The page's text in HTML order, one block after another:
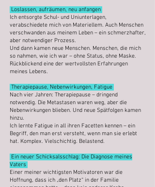
Loslassen, aufräumen, neu anfangen
Ich entsorgte Schul- und Uniunterlagen,
verabschiedete mich von Materiellem. Auch Menschen
verschwanden aus meinem Leben – ein schmerzhafter,
aber notwendiger Prozess.
Und dann kamen neue Menschen. Menschen, die mich
so nahmen, wie ich war – ohne Status, ohne Maske.
Rückblickend eine der wertvollsten Erfahrungen
meines Lebens.
Therapiepause, Nebenwirkungen, Fatigue
Nach vier Jahren: Therapiepause – dringend
notwendig. Die Metastasen waren weg, aber die
Nebenwirkungen blieben. Und neue Spätfolgen kamen
hinzu.
Ich lernte Fatigue in all ihren Facetten kennen – ein
Begriff, den man erst versteht, wenn man sie erlebt
hat. Komplex. Vielschichtig. Belastend.
Ein neuer Schicksalsschlag: Die Diagnose meines
Vaters
Einer meiner wichtigsten Motivatoren war die
Hoffnung, dass ich „den Platz“ in der Familie